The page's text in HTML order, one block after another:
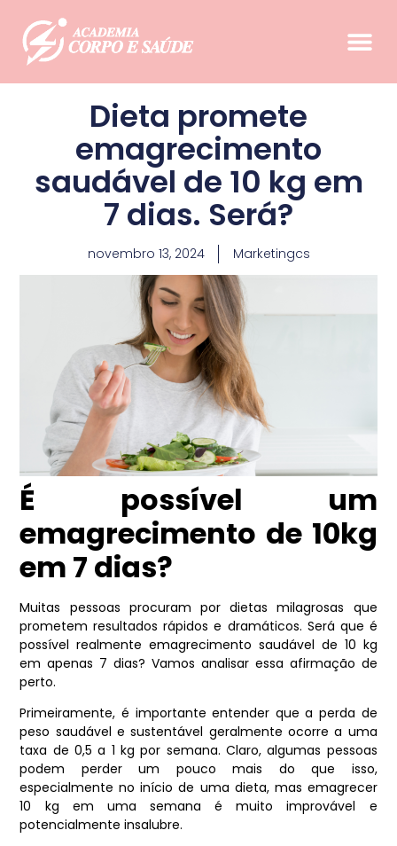
Dieta promete
emagrecimento
saudável de 10 kg em
7 dias. Será?
novembro 13, 2024 Marketingcs
É possível um
emagrecimento de 10kg
em 7 dias?
Muitas pessoas procuram por dietas milagrosas que
prometem resultados rápidos e dramáticos. Será que é
possível realmente emagrecimento saudável de 10 kg
em apenas 7 dias? Vamos analisar essa afirmação de
perto.
Primeiramente, é importante entender que a perda de
peso saudável e sustentável geralmente ocorre a uma
taxa de 0,5 a 1 kg por semana. Claro, algumas pessoas
podem perder um pouco mais do que isso,
especialmente no início de uma dieta, mas emagrecer
10 kg em uma semana é muito improvável e
potencialmente insalubre.